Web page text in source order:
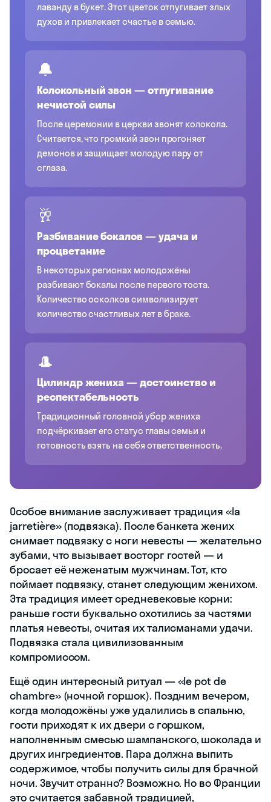
лаванду в букет. Этот цветок отпугивает злых
духов и привлекает счастье в семью.
🔔
Колокольный звон — отпугивание
нечистой силы
После церемонии в церкви звонят колокола.
Считается, что громкий звон прогоняет
демонов и защищает молодую пару от
сглаза.
🥂
Разбивание бокалов — удача и
процветание
В некоторых регионах молодожёны
разбивают бокалы после первого тоста.
Количество осколков символизирует
количество счастливых лет в браке.
🎩
Цилиндр жениха — достоинство и
респектабельность
Традиционный головной убор жениха
подчёркивает его статус главы семьи и
готовность взять на себя ответственность.
Особое внимание заслуживает традиция «la
jarretière» (подвязка). После банкета жених
снимает подвязку с ноги невесты — желательно
зубами, что вызывает восторг гостей — и
бросает её неженатым мужчинам. Тот, кто
поймает подвязку, станет следующим женихом.
Эта традиция имеет средневековые корни:
раньше гости буквально охотились за частями
платья невесты, считая их талисманами удачи.
Подвязка стала цивилизованным
компромиссом.
Ещё один интересный ритуал — «le pot de
chambre» (ночной горшок). Поздним вечером,
когда молодожёны уже удалились в спальню,
гости приходят к их двери с горшком,
наполненным смесью шампанского, шоколада и
других ингредиентов. Пара должна выпить
содержимое, чтобы получить силы для брачной
ночи. Звучит странно? Возможно. Но во Франции
это считается забавной традицией,